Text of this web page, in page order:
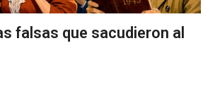
falsas que sacudieron al